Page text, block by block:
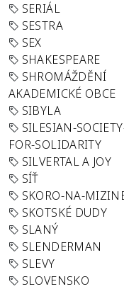
SERIÁL
SESTRA
SEX
SHAKESPEARE
SHROMÁŽDĚNÍ
AKADEMICKÉ OBCE
SIBYLA
SILESIAN-
FOR-SOLIDARITY
SILVERTAL A JOY
SÍŤ
SKORO-NA-
SKOTSKÉ DUDY
SLANÝ
SLENDERMAN
SLEVY
SLOVENSKO